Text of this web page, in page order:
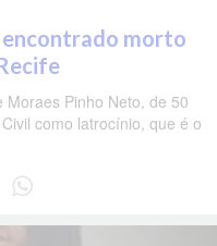
encontrado morto
Pinho Neto, de 50
como latrocínio, que é o